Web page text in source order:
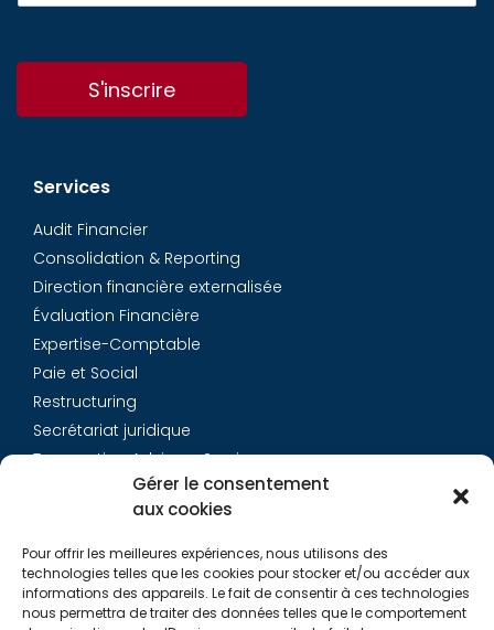
Gérer le consentement
aux cookies
Pour offrir les meilleures expériences, nous utilisons des
technologies telles que les cookies pour stocker et/ou accéder aux
informations des appareils. Le fait de consentir à ces technologies
nous permettra de traiter des données telles que le comportement
S'inscrire
Services
Audit Financier
Consolidation & Reporting
Direction financière externalisée
Évaluation Financière
Expertise-Comptable
Paie et Social
Restructuring
Secrétariat juridique
Transaction Advisory Services
Équipe
Carrières
Contact